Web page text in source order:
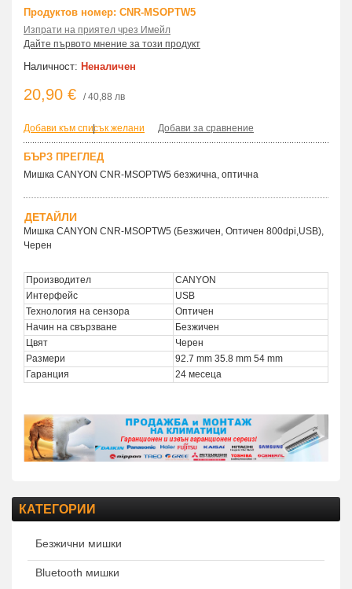
Продуктов номер: CNR-MSOPTW5
Изпрати на приятел чрез Имейл
Дайте първото мнение за този продукт
Наличност: Неналичен
20,90 € / 40,88 лв
Добави към списък желани
| Добави за сравнение
БЪРЗ ПРЕГЛЕД
Мишка CANYON CNR-MSOPTW5 безжична, оптична
ДЕТАЙЛИ
Мишка CANYON CNR-MSOPTW5 (Безжичен, Оптичен 800dpi,USB),
Черен
Производител
CANYON
Интерфейс
USB
Технология на сензора
Оптичен
Начин на свързване
Безжичен
Цвят
Черен
Размери
92.7 mm 35.8 mm 54 mm
Гаранция
24 месеца
КАТЕГОРИИ
Безжични мишки
Bluetooth мишки